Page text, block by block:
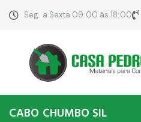
Seg. a Sexta 09:00 às 18:00
CABO CHUMBO SIL